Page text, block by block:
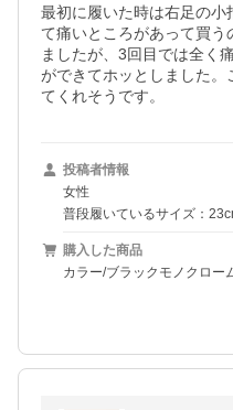
最初に履いた時は右足の小
て痛いところがあって買う
ましたが、3回目では全く
ができてホッとしました。
てくれそうです。
投稿者情報
女性
普段履いているサイズ：
購入した商品
カラー/ブラックモノクロー